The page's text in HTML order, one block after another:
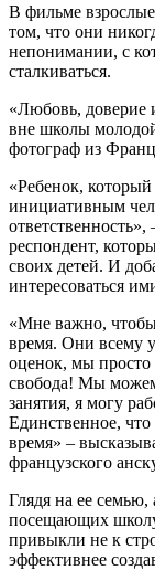
В фильме
том, что они
непонимании, с
сталкиваться.
«Любовь, доверие
вне школы
фотограф из
«Ребенок,
инициативным
ответственность»,
респондент,
своих детей. И
интересоваться
«Мне важно,
время. Они всему
оценок, мы просто
свобода! Мы можем
занятия, я могу
Единственное,
время» –
французского
Глядя на ее семью,
посещающих
привыкли не к
эффективнее